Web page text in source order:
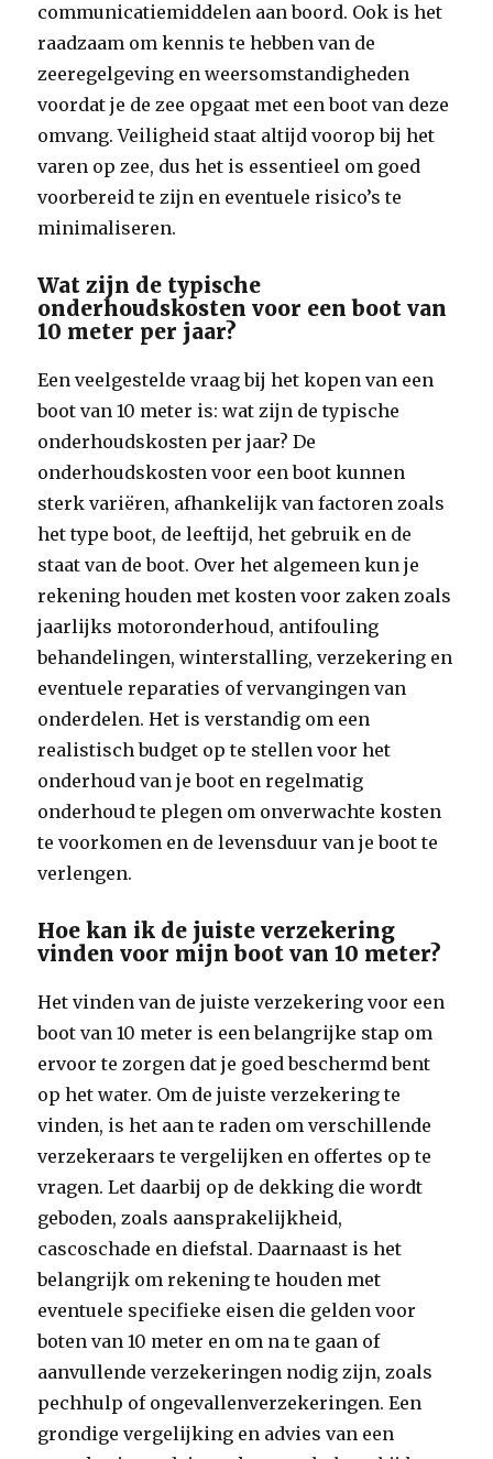
communicatiemiddelen aan boord. Ook is het
raadzaam om kennis te hebben van de
zeeregelgeving en weersomstandigheden
voordat je de zee opgaat met een boot van deze
omvang. Veiligheid staat altijd voorop bij het
varen op zee, dus het is essentieel om goed
voorbereid te zijn en eventuele risico’s te
minimaliseren.
Wat zijn de typische
onderhoudskosten voor een boot van
10 meter per jaar?
Een veelgestelde vraag bij het kopen van een
boot van 10 meter is: wat zijn de typische
onderhoudskosten per jaar? De
onderhoudskosten voor een boot kunnen
sterk variëren, afhankelijk van factoren zoals
het type boot, de leeftijd, het gebruik en de
staat van de boot. Over het algemeen kun je
rekening houden met kosten voor zaken zoals
jaarlijks motoronderhoud, antifouling
behandelingen, winterstalling, verzekering en
eventuele reparaties of vervangingen van
onderdelen. Het is verstandig om een
realistisch budget op te stellen voor het
onderhoud van je boot en regelmatig
onderhoud te plegen om onverwachte kosten
te voorkomen en de levensduur van je boot te
verlengen.
Hoe kan ik de juiste verzekering
vinden voor mijn boot van 10 meter?
Het vinden van de juiste verzekering voor een
boot van 10 meter is een belangrijke stap om
ervoor te zorgen dat je goed beschermd bent
op het water. Om de juiste verzekering te
vinden, is het aan te raden om verschillende
verzekeraars te vergelijken en offertes op te
vragen. Let daarbij op de dekking die wordt
geboden, zoals aansprakelijkheid,
cascoschade en diefstal. Daarnaast is het
belangrijk om rekening te houden met
eventuele specifieke eisen die gelden voor
boten van 10 meter en om na te gaan of
aanvullende verzekeringen nodig zijn, zoals
pechhulp of ongevallenverzekeringen. Een
grondige vergelijking en advies van een